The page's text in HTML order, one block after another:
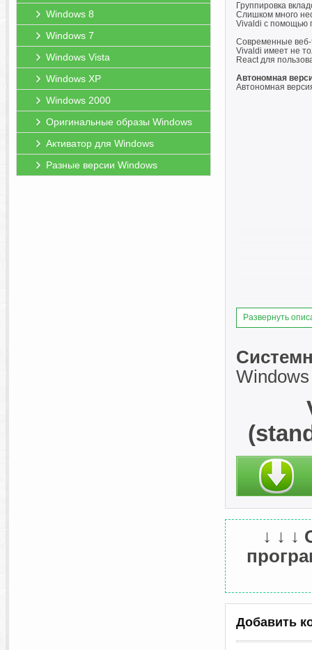
Windows 8
Windows 7
Windows Vista
Windows XP
Windows 2000
Оригинальные образы Windows
Активатор для Windows
Разные версии Windows
Группировка
Слишком много
Vivaldi с помощью
Современные веб-
Vivaldi имеет не
React для
Автономная
Автономная
Развернуть
↓ ↓ ↓
Добавить